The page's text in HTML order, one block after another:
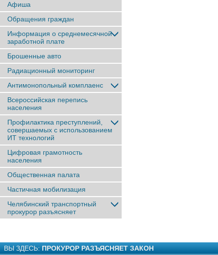
Афиша
Обращения граждан
Информация о среднемесячной
заработной плате
Брошенные авто
Радиационный мониторинг
Антимонопольный комплаенс
Всероссийская перепись
населения
Профилактика преступлений,
совершаемых с использованием
ИТ технологий
Цифровая грамотность
населения
Общественная палата
Частичная мобилизация
Челябинский транспортный
прокурор разъясняет
ВЫ ЗДЕСЬ: ПРОКУРОР РАЗЪЯСНЯЕТ ЗАКОН